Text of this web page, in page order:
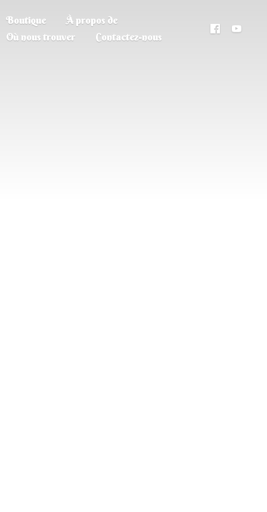
Boutique
À propos de
Où nous trouver
Contactez-nous